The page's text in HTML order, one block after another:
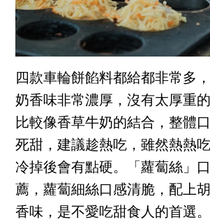
四款車輪餅餡料都給都非常多
奶香味非常濃厚，沒有太厚重
比較像香草牛奶的結合，整體
死甜，建議趁熱吃，雖然熱熱
冷掉後會有點硬。「蘿蔔絲」
薦，蘿蔔細絲口感清脆，配上
香味，是不愛吃甜食人的首選。